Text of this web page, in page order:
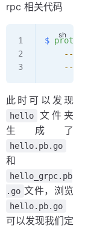
rpc 相关代码
$ protoc
--
--
此时可以发现
hello
文件夹
生成了
hello.pb.go
和
hello_grpc.pb
.go 文件，浏览
hello.pb.go
可以发现我们定